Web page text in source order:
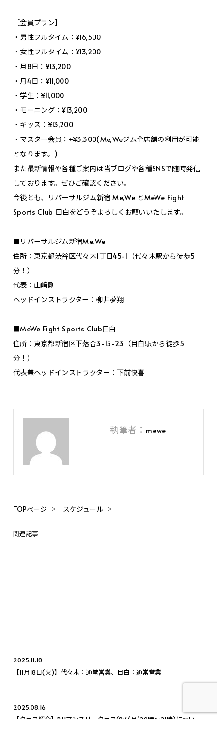
［会員プラン］
・男性フルタイム：¥16,500
・女性フルタイム：¥13,200
・月8日：¥13,200
・月4日：¥11,000
・学生：¥11,000
・モーニング：¥13,200
・キッズ：¥13,200
・マスター会員：+¥3,300(Me,Weジム全店舗の利用が可能
となります。)
また最新情報や各種ご案内は当ブログや各種SNSで随時発信
しております。ぜひご確認ください。
今後とも、リバーサルジム新宿 Me,We とMeWe Fight
Sports Club 目白をどうぞよろしくお願いいたします。
■リバーサルジム新宿Me,We
住所：東京都渋谷区代々木1丁目45-1（代々木駅から徒歩5
分！）
代表：山﨑剛
ヘッドインストラクター：柳井夢翔
■MeWe Fight Sports Club目白
住所：東京都新宿区下落合3-15-23（目白駅から徒歩5
分！）
代表兼ヘッドインストラクター：下前快喜
執筆者： mewe
TOPページ スケジュール
関連記事
2025.11.18
【11月18日(火)】代々木：通常営業、目白：通常営業
2025.08.16
【クラス紹介】BJJマンスリークラス(8/4(月)20時〜21時)につい